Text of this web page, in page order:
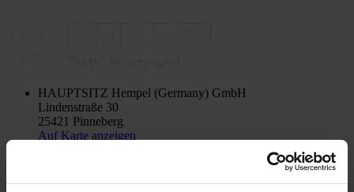
HAUPTSITZ Hempel (Germany) GmbH
Lindenstraße 30
25421 Pinneberg
Auf Karte anzeigen
Marine.de@hempel.com